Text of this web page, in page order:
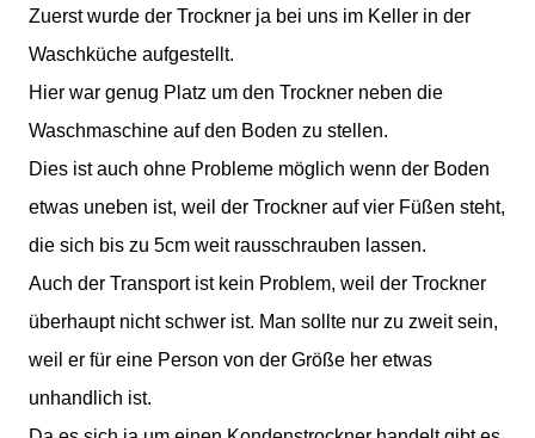
Zuerst wurde der Trockner ja bei uns im Keller in der
Waschküche aufgestellt.
Hier war genug Platz um den Trockner neben die
Waschmaschine auf den Boden zu stellen.
Dies ist auch ohne Probleme möglich wenn der Boden
etwas uneben ist, weil der Trockner auf vier Füßen steht,
die sich bis zu 5cm weit rausschrauben lassen.
Auch der Transport ist kein Problem, weil der Trockner
überhaupt nicht schwer ist. Man sollte nur zu zweit sein,
weil er für eine Person von der Größe her etwas
unhandlich ist.